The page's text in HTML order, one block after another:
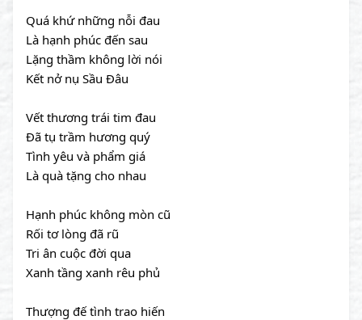
Quá khứ những nỗi đau
Là hạnh phúc đến sau
Lặng thầm không lời nói
Kết nở nụ Sầu Đâu
Vết thương trái tim đau
Đã tụ trầm hương quý
Tình yêu và phẩm giá
Là quà tặng cho nhau
Hạnh phúc không mòn cũ
Rối tơ lòng đã rũ
Tri ân cuộc đời qua
Xanh tầng xanh rêu phủ
Thượng đế tình trao hiến